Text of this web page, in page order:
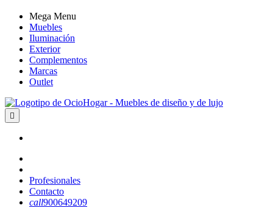
Mega Menu
Muebles
Iluminación
Exterior
Complementos
Marcas
Outlet

Profesionales
Contacto
call900649209